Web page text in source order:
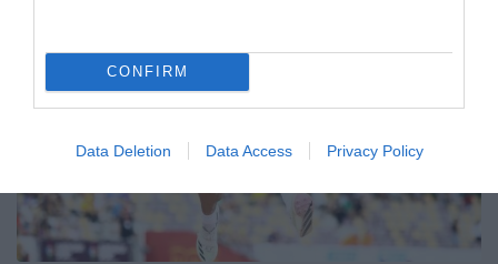
CONFIRM
Data Deletion Data Access Privacy Policy